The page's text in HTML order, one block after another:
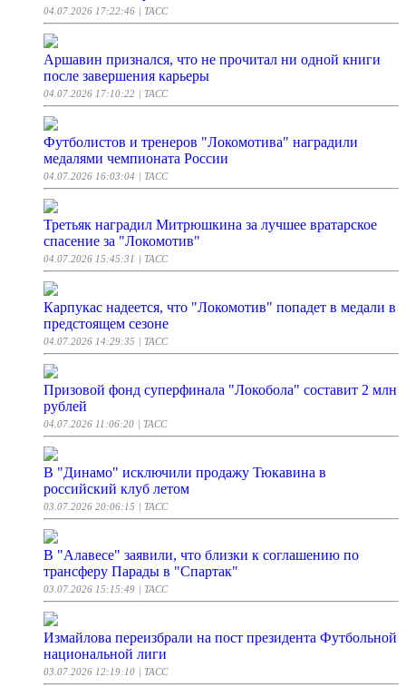
04.07.2026 17:22:46 | ТАСС
Аршавин признался, что не прочитал ни одной книги
после завершения карьеры
04.07.2026 17:10:22 | ТАСС
Футболистов и тренеров "Локомотива" наградили
медалями чемпионата России
04.07.2026 16:03:04 | ТАСС
Третьяк наградил Митрюшкина за лучшее вратарское
спасение за "Локомотив"
04.07.2026 15:45:31 | ТАСС
Карпукас надеется, что "Локомотив" попадет в медали в
предстоящем сезоне
04.07.2026 14:29:35 | ТАСС
Призовой фонд суперфинала "Локобола" составит 2 млн
рублей
04.07.2026 11:06:20 | ТАСС
В "Динамо" исключили продажу Тюкавина в
российский клуб летом
03.07.2026 20:06:15 | ТАСС
В "Алавесе" заявили, что близки к соглашению по
трансферу Парады в "Спартак"
03.07.2026 15:15:49 | ТАСС
Измайлова переизбрали на пост президента Футбольной
национальной лиги
03.07.2026 12:19:10 | ТАСС